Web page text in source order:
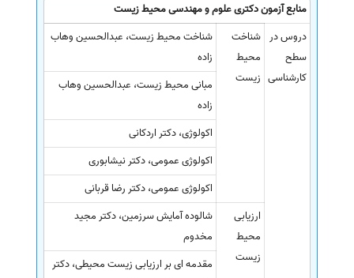
منابع آزمون دکتری علوم و مهندسی محیط زیست
دروس در
سطح
کارشناسی
شناخت
محیط
زیست
شناخت محیط زیست، عبدالحسین وهاب
زاده
مبانی محیط زیست، عبدالحسین وهاب
زاده
اکولوژی، دکتر اردکانی
اکولوژی عمومی، دکتر نیشابوری
اکولوژی عمومی، دکتر رضا قربانی
ارزیابی
محیط
زیست
شالوده آمایش سرزمین، دکتر مجید
مخدوم
مقدمه ای بر ارزیابی زیست محیطی، دکتر